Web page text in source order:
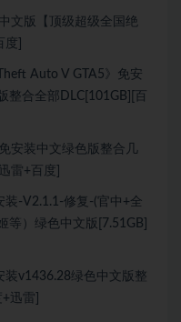
文版【顶级超级全国绝
]
Auto V GTA5》免安
整合全部DLC[101GB][百
安装中文绿色版整合几
雷+百度]
装-V2.1.1-修复-(官中+全
等）绿色中文版[7.51GB]
装v1436.28绿色中文版整
迅雷]